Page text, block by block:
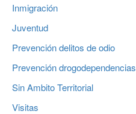
Inmigración
Juventud
Prevención delitos de odio
Prevención drogodependencias
Sin Ambito Territorial
Visitas